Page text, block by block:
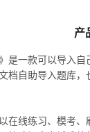
产
》是一款可以导入
档自助导入题库
在线练习、模考